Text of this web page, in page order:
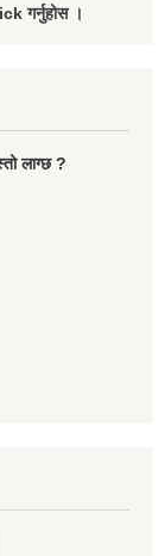
गर्नुहोस ।
लाग्छ ?